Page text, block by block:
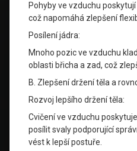
Pohyby ve vzduchu
což napomáhá zlepšení
Posílení jádra:
Mnoho pozic ve vzduchu
oblasti břicha a zad, což
B. Zlepšení držení těla a
Rozvoj lepšího držení těla:
Cvičení ve vzduchu
posílit svaly podporující
vést k lepší postuře.